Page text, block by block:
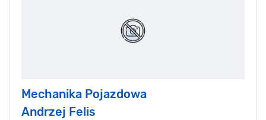
Mechanika Pojazdowa
Andrzej Felis